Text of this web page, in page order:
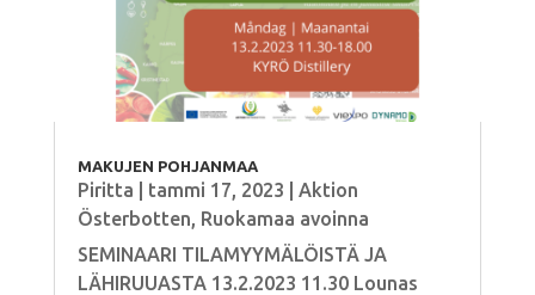
MAKUJEN POHJANMAA
Piritta tammi 17, 2023
Aktion
Österbotten, Ruokamaa avoinna
SEMINAARI TILAMYYMÄLÖISTÄ JA
LÄHIRUUASTA 13.2.2023 11.30 Lounas